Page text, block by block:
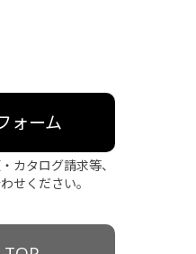
ォーム
カタログ請求等、
せください。